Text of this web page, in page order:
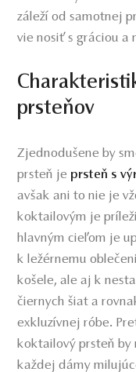
záleží od samotnej
vie nosiť s gráciou a
prsteňov
Zjednodušene by
prsteň je prsteň s
avšak ani to nie je
koktailovým je
hlavným cieľom je
k ležérnemu
košele, ale aj k
čiernych šiat a
exkluzívnej róbe.
koktailový prsteň by
každej dámy